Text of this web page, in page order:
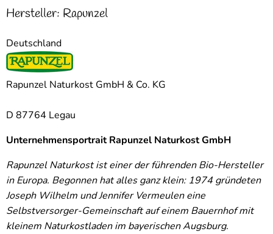
Hersteller: Rapunzel
Deutschland
Rapunzel Naturkost GmbH & Co. KG
D 87764 Legau
Unternehmensportrait Rapunzel Naturkost GmbH
Rapunzel Naturkost ist einer der führenden Bio-Hersteller
in Europa. Begonnen hat alles ganz klein: 1974 gründeten
Joseph Wilhelm und Jennifer Vermeulen eine
Selbstversorger-Gemeinschaft auf einem Bauernhof mit
kleinem Naturkostladen im bayerischen Augsburg.